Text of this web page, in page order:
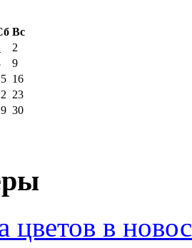
Вс
2
9
16
23
30
цветов в